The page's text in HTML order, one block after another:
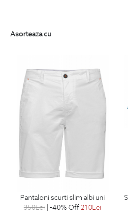
Asorteaza cu
pantaloni scurti slim albi uni
350Lei | -40% Off210Lei